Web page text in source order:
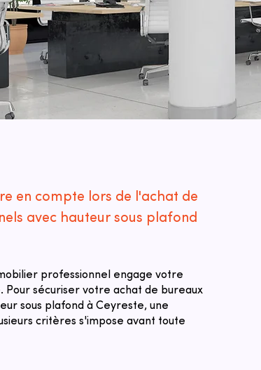
en compte lors de l'achat de
avec hauteur sous plafond
professionnel engage votre
Pour sécuriser votre achat de bureaux
sous plafond à Ceyreste, une
critères s'impose avant toute